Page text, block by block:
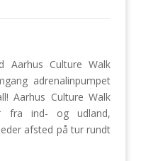
Aarhus Culture Walk
adrenalinpumpet
Aarhus Culture Walk
fra ind- og udland,
afsted på tur rundt